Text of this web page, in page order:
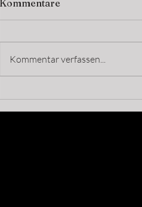
DEFINE – das limitierte
Kommentare
Kommentar verfassen...